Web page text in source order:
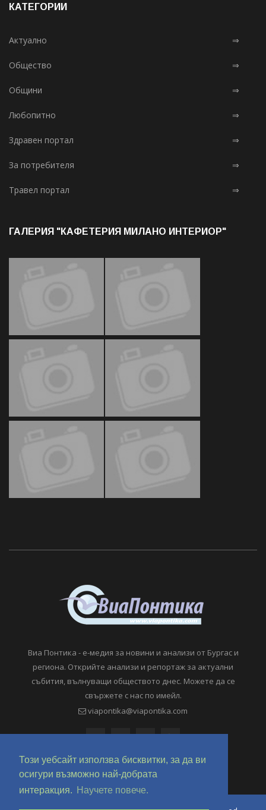
Този уебсайт използва бисквитки, за да ви
осигури възможно най-добрата
интеракция.
Научете повече.
КАТЕГОРИИ
Актуално ⇒
Общество ⇒
Общини ⇒
Любопитно ⇒
Здравен портал ⇒
За потребителя ⇒
Травел портал ⇒
ГАЛЕРИЯ "КАФЕТЕРИЯ МИЛАНО ИНТЕРИОР"
Виа Понтика - е-медия за новини и анализи от Бургас и
региона. Открийте анализи и репортаж за актуални
събития, вълнуващи обществото днес. Можете да се
свържете с нас по имейл.
viapontika@viapontika.com